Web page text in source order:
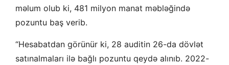
məlum olub ki, 481 milyon manat məbləğində
pozuntu baş verib.
“Hesabatdan görünür ki, 28 auditin 26-da dövlət
satınalmaları ilə bağlı pozuntu qeydə alınıb. 2022-